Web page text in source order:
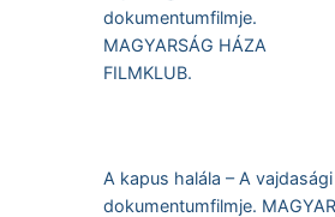
A kapus halála – A
dokumentumfilmje.